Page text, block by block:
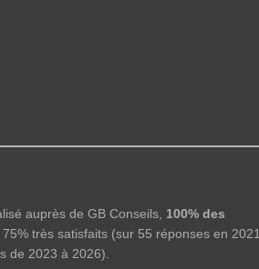
auprès de GB Conseils, 100% des
75% très satisfaits (sur 55 réponses en 2021,
de 2023 à 2026).